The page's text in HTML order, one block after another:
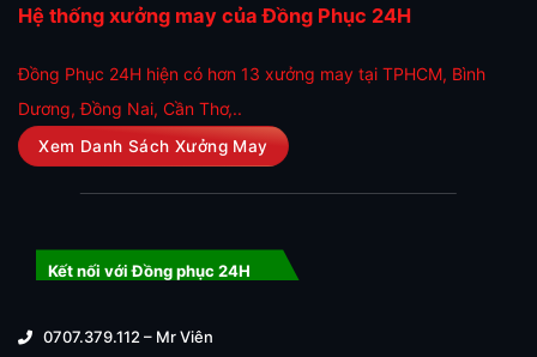
Hệ thống xưởng may của Đồng Phục 24H
Đồng Phục 24H hiện có hơn 13 xưởng may tại TPHCM, Bình
Dương, Đồng Nai, Cần Thơ,..
Xem Danh Sách Xưởng May
Kết nối với Đồng phục 24H
0707.379.112 – Mr Viên